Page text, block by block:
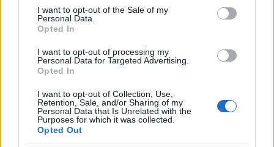
consent section.
I want to opt-out of the Sale of my
Personal Data.
Opted In
I want to opt-out of processing my
Personal Data for Targeted Advertising.
Opted In
I want to opt-out of Collection, Use,
Retention, Sale, and/or Sharing of my
Personal Data that Is Unrelated with the
Purposes for which it was collected.
Opted Out